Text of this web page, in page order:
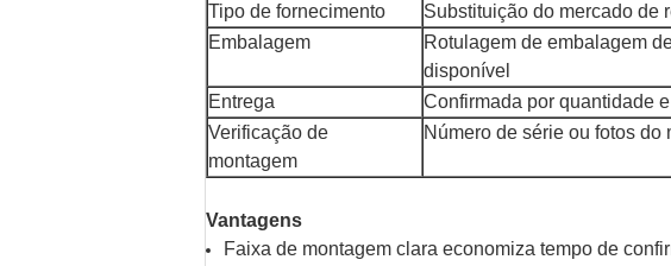
Tipo de fornecimento
Substituição do mercado de
Embalagem
Rotulagem de embalagem
disponível
Entrega
Confirmada por quantidade
Verificação de
montagem
Número de série ou fotos do
Vantagens
Faixa de montagem clara economiza tempo de